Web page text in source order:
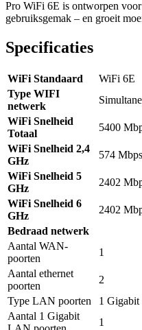
Pro WiFi 6E is ontworpen
gebruiksgemak – en groeit
Specificaties
WiFi Standaard
WiFi 6E
Type WIFI
netwerk
WiFi Snelheid
Totaal
5400
WiFi Snelheid 2,4
GHz
574 Mbps
WiFi Snelheid 5
GHz
2402
WiFi Snelheid 6
GHz
2402
Bedraad netwerk
Aantal WAN-
poorten
1
Aantal ethernet
poorten
2
Type LAN poorten
1 Gigabit
Aantal 1 Gigabit
1